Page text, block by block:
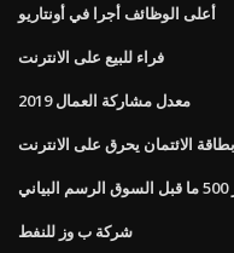
أعلى الوظائف أجرا في أونتاريو
فراء للبيع على الانترنت
معدل مشاركة العمال 2019
الائتمان يحرق على الانترنت
شركة ب وز للنفط